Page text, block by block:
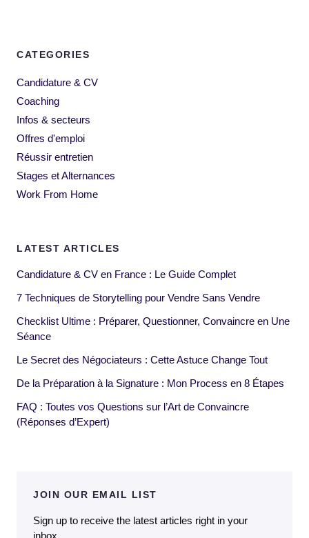
CATEGORIES
Candidature & CV
Coaching
Infos & secteurs
Offres d'emploi
Réussir entretien
Stages et Alternances
Work From Home
LATEST ARTICLES
Candidature & CV en France : Le Guide Complet
7 Techniques de Storytelling pour Vendre Sans Vendre
Checklist Ultime : Préparer, Questionner, Convaincre en Une
Séance
Le Secret des Négociateurs : Cette Astuce Change Tout
De la Préparation à la Signature : Mon Process en 8 Étapes
FAQ : Toutes vos Questions sur l’Art de Convaincre
(Réponses d’Expert)
JOIN OUR EMAIL LIST
Sign up to receive the latest articles right in your
inbox.